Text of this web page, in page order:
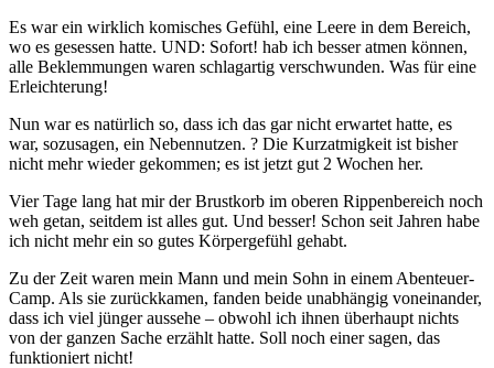
Es war ein wirklich komisches Gefühl, eine Leere in dem Bereich,
wo es gesessen hatte. UND: Sofort! hab ich besser atmen können,
alle Beklemmungen waren schlagartig verschwunden. Was für eine
Erleichterung!
Nun war es natürlich so, dass ich das gar nicht erwartet hatte, es
war, sozusagen, ein Nebennutzen. ? Die Kurzatmigkeit ist bisher
nicht mehr wieder gekommen; es ist jetzt gut 2 Wochen her.
Vier Tage lang hat mir der Brustkorb im oberen Rippenbereich noch
weh getan, seitdem ist alles gut. Und besser! Schon seit Jahren habe
ich nicht mehr ein so gutes Körpergefühl gehabt.
Zu der Zeit waren mein Mann und mein Sohn in einem Abenteuer-
Camp. Als sie zurückkamen, fanden beide unabhängig voneinander,
dass ich viel jünger aussehe – obwohl ich ihnen überhaupt nichts
von der ganzen Sache erzählt hatte. Soll noch einer sagen, das
funktioniert nicht!